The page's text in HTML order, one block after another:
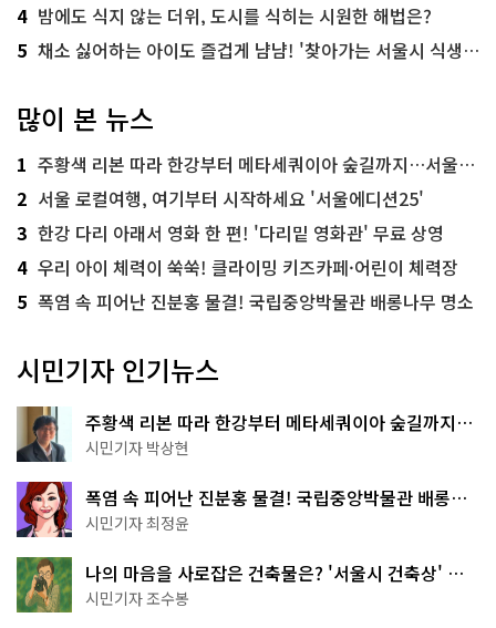
4 밤에도 식지 않는 더위, 도시를 식히는 시원한 해법은?
5 채소 싫어하는 아이도 즐겁게 냠냠! '찾아가는 서울시 식생활 교육' 현장
많이 본 뉴스
1 주황색 리본 따라 한강부터 메타세쿼이아 숲길까지…서울둘레길 15코스
2 서울 로컬여행, 여기부터 시작하세요 '서울에디션25'
3 한강 다리 아래서 영화 한 편! '다리밑 영화관' 무료 상영
4 우리 아이 체력이 쑥쑥! 클라이밍 키즈카페·어린이 체력장
5 폭염 속 피어난 진분홍 물결! 국립중앙박물관 배롱나무 명소
시민기자 인기뉴스
주황색 리본 따라 한강부터 메타세쿼이아 숲길까지…
서울둘레길 15코스
시민기자 박상현
폭염 속 피어난 진분홍 물결! 국립중앙박물관 배롱나
무 명소
시민기자 최정윤
나의 마음을 사로잡은 건축물은? '서울시 건축상' 수
상작 공개!
시민기자 조수봉